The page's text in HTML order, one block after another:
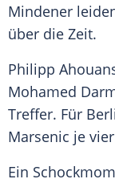
Mindener
über die Zeit.
Philipp
Mohamed
Treffer. Für
Marsenic je
Ein